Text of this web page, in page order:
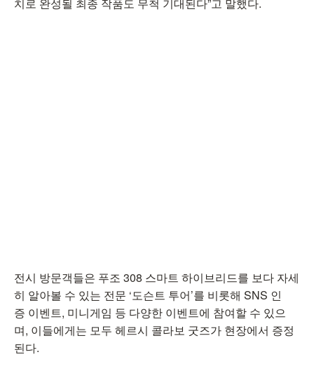
전시 방문객들은 푸조 308 스마트 하이브리드를 보다 자세
히 알아볼 수 있는 전문 ‘도슨트 투어’를 비롯해 SNS 인
증 이벤트, 미니게임 등 다양한 이벤트에 참여할 수 있으
며, 이들에게는 모두 헤르시 콜라보 굿즈가 현장에서 증정
된다.